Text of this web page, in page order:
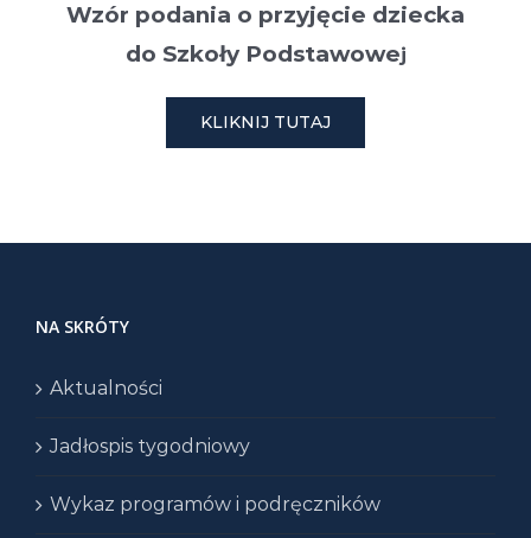
Wzór podania o przyjęcie dziecka
do Szkoły Podstawowej
KLIKNIJ TUTAJ
NA SKRÓTY
Aktualności
Jadłospis tygodniowy
Wykaz programów i podręczników